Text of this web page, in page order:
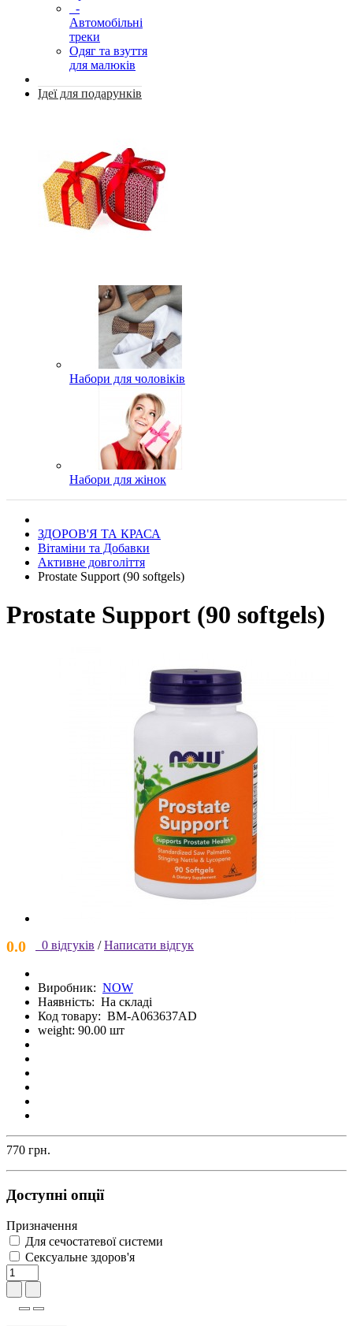
-
Автомобільні
треки
Одяг та взуття
для малюків
Ідеї для подарунків
Набори для чоловіків
Набори для жінок
ЗДОРОВ'Я ТА КРАСА
Вітаміни та Добавки
Активне довголіття
Prostate Support (90 softgels)
Prostate Support (90 softgels)
0.0 0 відгуків / Написати відгук
Виробник: NOW
Наявність: На складі
Код товару: BM-A063637AD
weight: 90.00 шт
770 грн.
Доступні опції
Призначення
Для сечостатевої системи
Сексуальне здоров'я